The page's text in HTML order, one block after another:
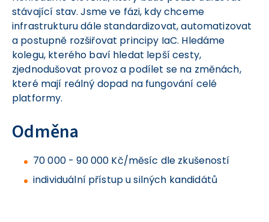
stávající stav. Jsme ve fázi, kdy chceme
infrastrukturu dále standardizovat, automatizovat
a postupně rozšiřovat principy IaC. Hledáme
kolegu, kterého baví hledat lepší cesty,
zjednodušovat provoz a podílet se na změnách,
které mají reálný dopad na fungování celé
platformy.
Odměna
70 000 - 90 000 Kč/měsíc dle zkušeností
individuální přístup u silných kandidátů